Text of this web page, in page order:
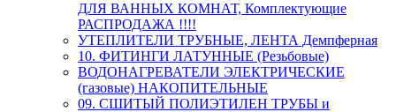
ДЛЯ ВАННЫХ КОМНАТ, Комплектующие
РАСПРОДАЖА !!!!
УТЕПЛИТЕЛИ ТРУБНЫЕ, ЛЕНТА Демпферная
10. ФИТИНГИ ЛАТУННЫЕ (Резьбовые)
ВОДОНАГРЕВАТЕЛИ ЭЛЕКТРИЧЕСКИЕ
(газовые) НАКОПИТЕЛЬНЫЕ
09. СШИТЫЙ ПОЛИЭТИЛЕН ТРУБЫ и